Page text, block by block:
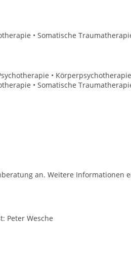
• Somatische
•
• Somatische
an. Weitere Informationen
Peter Wesche